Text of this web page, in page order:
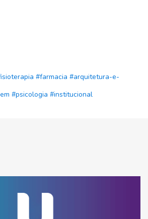
#farmacia #arquitetura-e-
#psicologia #institucional